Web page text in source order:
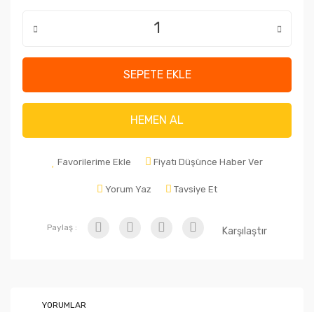
SEPETE EKLE
HEMEN AL
Favorilerime Ekle Fiyatı Düşünce Haber Ver
Yorum Yaz Tavsiye Et
Paylaş : Karşılaştır
YORUMLAR